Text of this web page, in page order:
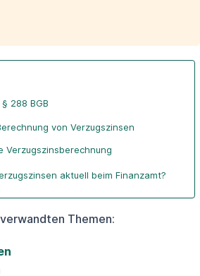
288 BGB
von Verzugszinsen
Verzugszinsberechnung
aktuell beim Finanzamt?
Themen: